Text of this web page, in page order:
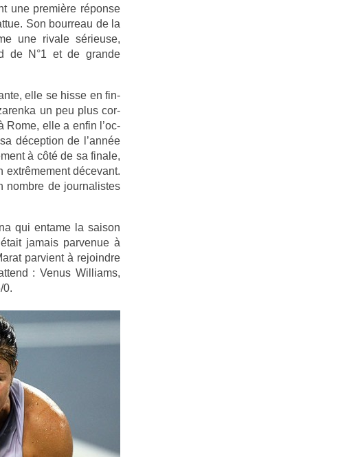
une première réponse
Son bour­reau de la
une rivale sérieuse,
de N°1 et de gran­de
elle se hisse en fin­
un peu plus cor­
Rome, elle a enfin l’oc­
décep­tion de l’année
à côté de sa fin­ale,
ex­trême­ment décevant.
nombre de jour­nalis­tes
qui en­tame la saison
jamais par­venue à
par­vient à re­joindre
: Venus Wil­liams,
0.